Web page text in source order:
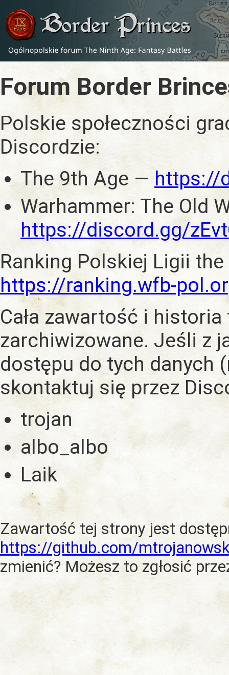
Forum Border
Polskie społeczności
Discordzie:
The 9th Age —https://
Warhammer: The Old
https://discord.gg/
Ranking Polskiej Ligii
https://ranking.wfb-
Cała zawartość i historia
zarchiwizowane. Jeśli z
dostępu do tych danych
skontaktuj się przez
trojan
albo_albo
Laik
Zawartość tej strony jest
https://github.com/
zmienić? Możesz to zgłosić